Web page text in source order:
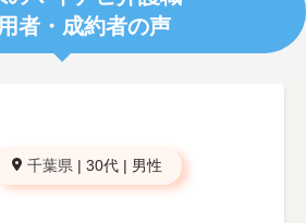
者・成約者の声
千葉県 | 30代 | 男性